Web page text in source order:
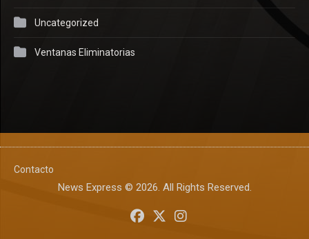
Uncategorized
Ventanas Eliminatorias
Contacto
News Express © 2026. All Rights Reserved.